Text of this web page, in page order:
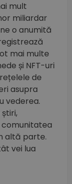
mult
miliardar
o anumită
mai multe
și NFT-uri
de
asupra
vederea.
comunitatea
altă parte.
vei lua